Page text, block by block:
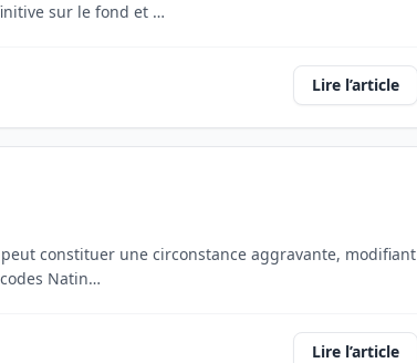
sur le fond et …
Lire l’article
constituer une circonstance aggravante, modifiant
Natin…
Lire l’article